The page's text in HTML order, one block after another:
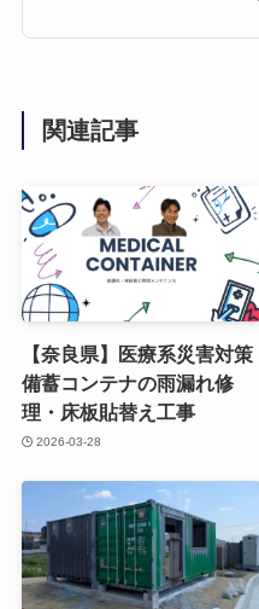
関連記事
【奈良県】医療系災害対策
備蓄コンテナの雨漏れ修
理・床板貼替え工事
2026-03-28